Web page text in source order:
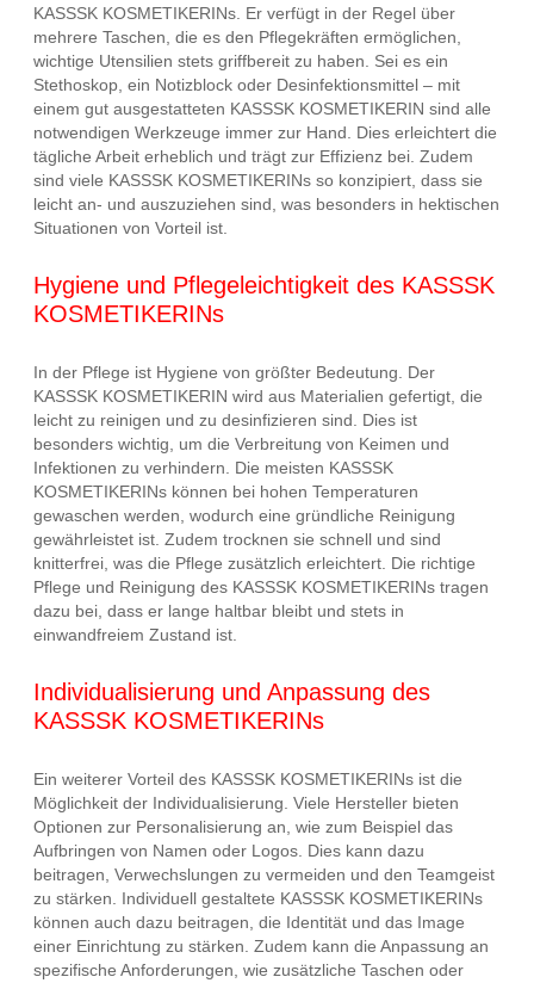
KASSSK KOSMETIKERINs. Er verfügt in der Regel über
mehrere Taschen, die es den Pflegekräften ermöglichen,
wichtige Utensilien stets griffbereit zu haben. Sei es ein
Stethoskop, ein Notizblock oder Desinfektionsmittel – mit
einem gut ausgestatteten KASSSK KOSMETIKERIN sind alle
notwendigen Werkzeuge immer zur Hand. Dies erleichtert die
tägliche Arbeit erheblich und trägt zur Effizienz bei. Zudem
sind viele KASSSK KOSMETIKERINs so konzipiert, dass sie
leicht an- und auszuziehen sind, was besonders in hektischen
Situationen von Vorteil ist.
Hygiene und Pflegeleichtigkeit des KASSSK
KOSMETIKERINs
In der Pflege ist Hygiene von größter Bedeutung. Der
KASSSK KOSMETIKERIN wird aus Materialien gefertigt, die
leicht zu reinigen und zu desinfizieren sind. Dies ist
besonders wichtig, um die Verbreitung von Keimen und
Infektionen zu verhindern. Die meisten KASSSK
KOSMETIKERINs können bei hohen Temperaturen
gewaschen werden, wodurch eine gründliche Reinigung
gewährleistet ist. Zudem trocknen sie schnell und sind
knitterfrei, was die Pflege zusätzlich erleichtert. Die richtige
Pflege und Reinigung des KASSSK KOSMETIKERINs tragen
dazu bei, dass er lange haltbar bleibt und stets in
einwandfreiem Zustand ist.
Individualisierung und Anpassung des
KASSSK KOSMETIKERINs
Ein weiterer Vorteil des KASSSK KOSMETIKERINs ist die
Möglichkeit der Individualisierung. Viele Hersteller bieten
Optionen zur Personalisierung an, wie zum Beispiel das
Aufbringen von Namen oder Logos. Dies kann dazu
beitragen, Verwechslungen zu vermeiden und den Teamgeist
zu stärken. Individuell gestaltete KASSSK KOSMETIKERINs
können auch dazu beitragen, die Identität und das Image
einer Einrichtung zu stärken. Zudem kann die Anpassung an
spezifische Anforderungen, wie zusätzliche Taschen oder